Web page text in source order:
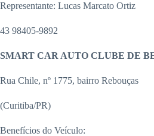
Representante: Lucas Marcato Ortiz
43 98405-9892
SMART CAR AUTO CLUBE DE
Rua Chile, nº 1775, bairro Rebouças
(Curitiba/PR)
Benefícios do Veículo: